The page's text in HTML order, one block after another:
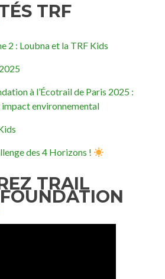
TRF
2 : Loubna et la TRF Kids
à l’Écotrail de Paris 2025 :
environnemental
des 4 Horizons !
TRAIL